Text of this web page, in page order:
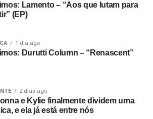
Lamento – “Aos que lutam para
(EP)
1 dia ago
Durutti Column – “Renascent”
2 dias ago
e Kylie finalmente dividem uma
e ela já está entre nós